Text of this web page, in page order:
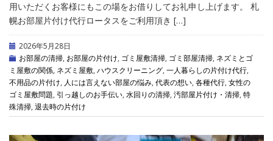
用いただくお客様にもこの場をお借りしてお礼申し上げます。 札
幌お部屋片付け代行ロータスをご利用頂き […]
2026年5月28日
お部屋の清掃, お部屋の片付け, ゴミ屋敷清掃, ゴミ部屋清掃, ネズミとゴ
ミ屋敷の関係, ネズミ屋敷, ハウスクリーニング, 一人暮らしの片付け代行,
不用品の片付け, 人には言えない部屋の悩み, 代表の想い, 各種代行, 女性の
ゴミ屋敷問題, 引っ越しのお手伝い, 水回りの清掃, 汚部屋片付け・清掃, 特
殊清掃, 退去時の片付け